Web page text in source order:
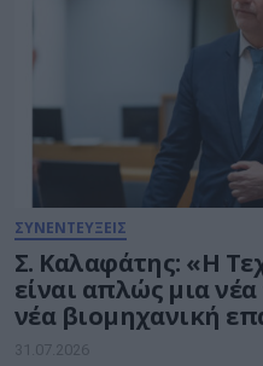
ΣΥΝΕΝΤΕΥΞΕΙΣ
Σ. Καλαφάτης: «Η
είναι απλώς μια νέα
νέα βιομηχανική
31.07.2026